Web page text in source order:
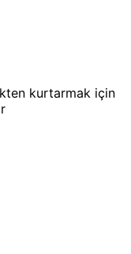
kurtarmak için